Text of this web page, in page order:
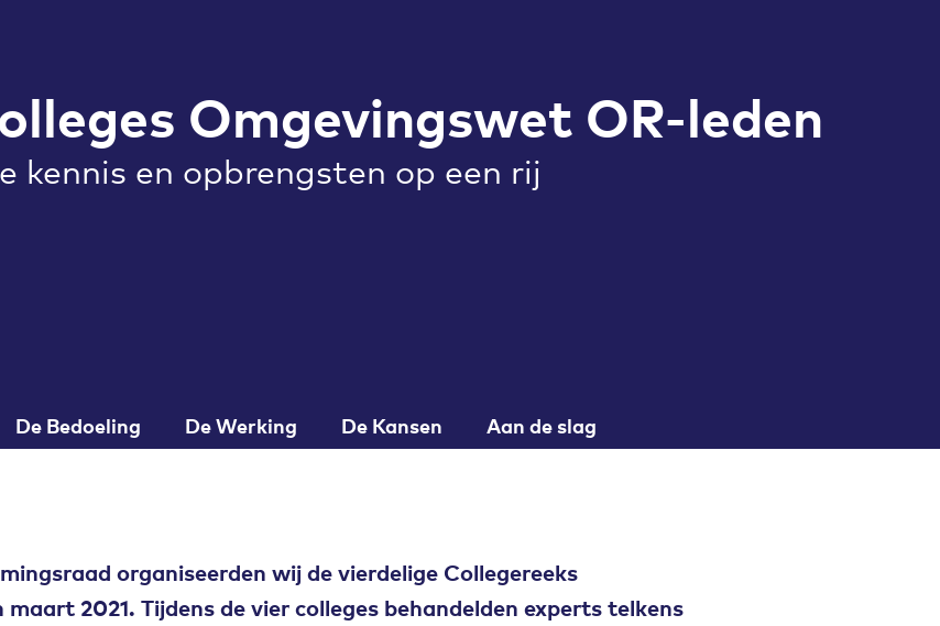
Omgevingswet OR-leden
kennis en opbrengsten op een rij
De Bedoeling De Werking De Kansen Aan de slag
organiseerden wij de vierdelige Collegereeks
2021. Tijdens de vier colleges behandelden experts telkens